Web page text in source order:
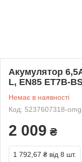
Акумулятор
L, EN85 ET7B-
Немає в наявності
Код: 5237607318-omg
2 009 ₴
1 792,67 ₴ від 8 шт.